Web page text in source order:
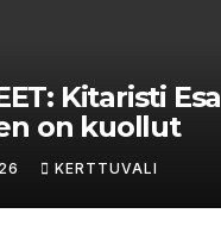
Kitaristi Esa
on kuollut
KERTTUVALI